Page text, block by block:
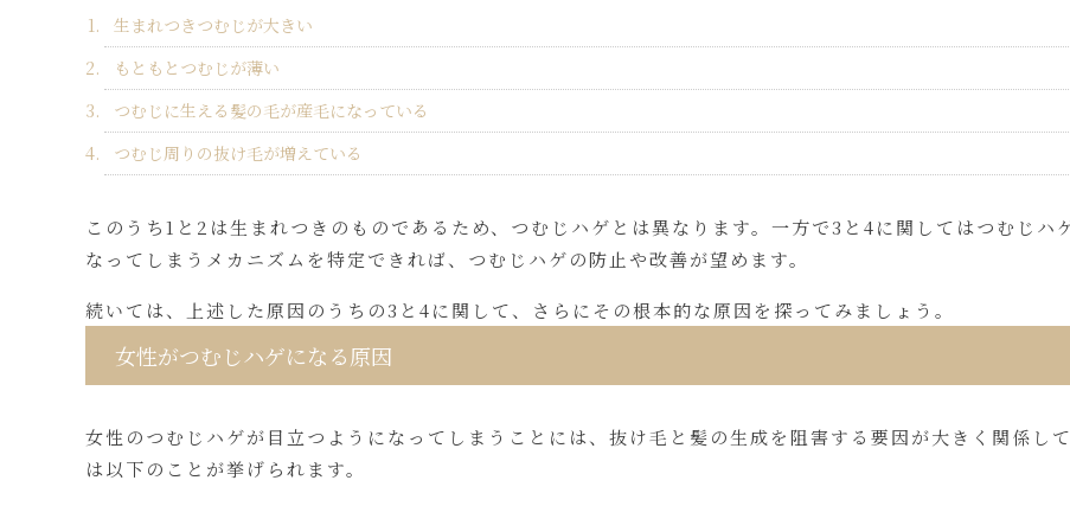
生まれつきつむじが大きい
もともとつむじが薄い
つむじに生える髪の毛が産毛になっている
つむじ周りの抜け毛が増えている
このうち1と2は生まれつきのものであるため、つむじハゲとは異なります。一方で3と4に関してはつむじハ
なってしまうメカニズムを特定できれば、つむじハゲの防止や改善が望めます。
続いては、上述した原因のうちの3と4に関して、さらにその根本的な原因を探ってみましょう。
女性がつむじハゲになる原因
女性のつむじハゲが目立つようになってしまうことには、抜け毛と髪の生成を阻害する要因が大きく関係し
は以下のことが挙げられます。